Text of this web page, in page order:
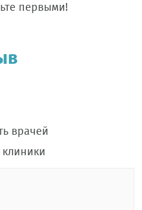
первыми!
врачей